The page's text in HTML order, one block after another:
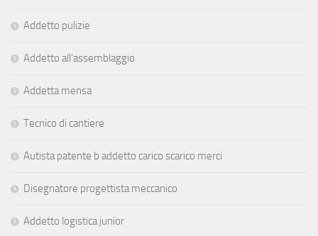
Addetto pulizie
Addetto all’assemblaggio
Addetta mensa
Tecnico di cantiere
Autista patente b addetto carico scarico merci
Disegnatore progettista meccanico
Addetto logistica junior